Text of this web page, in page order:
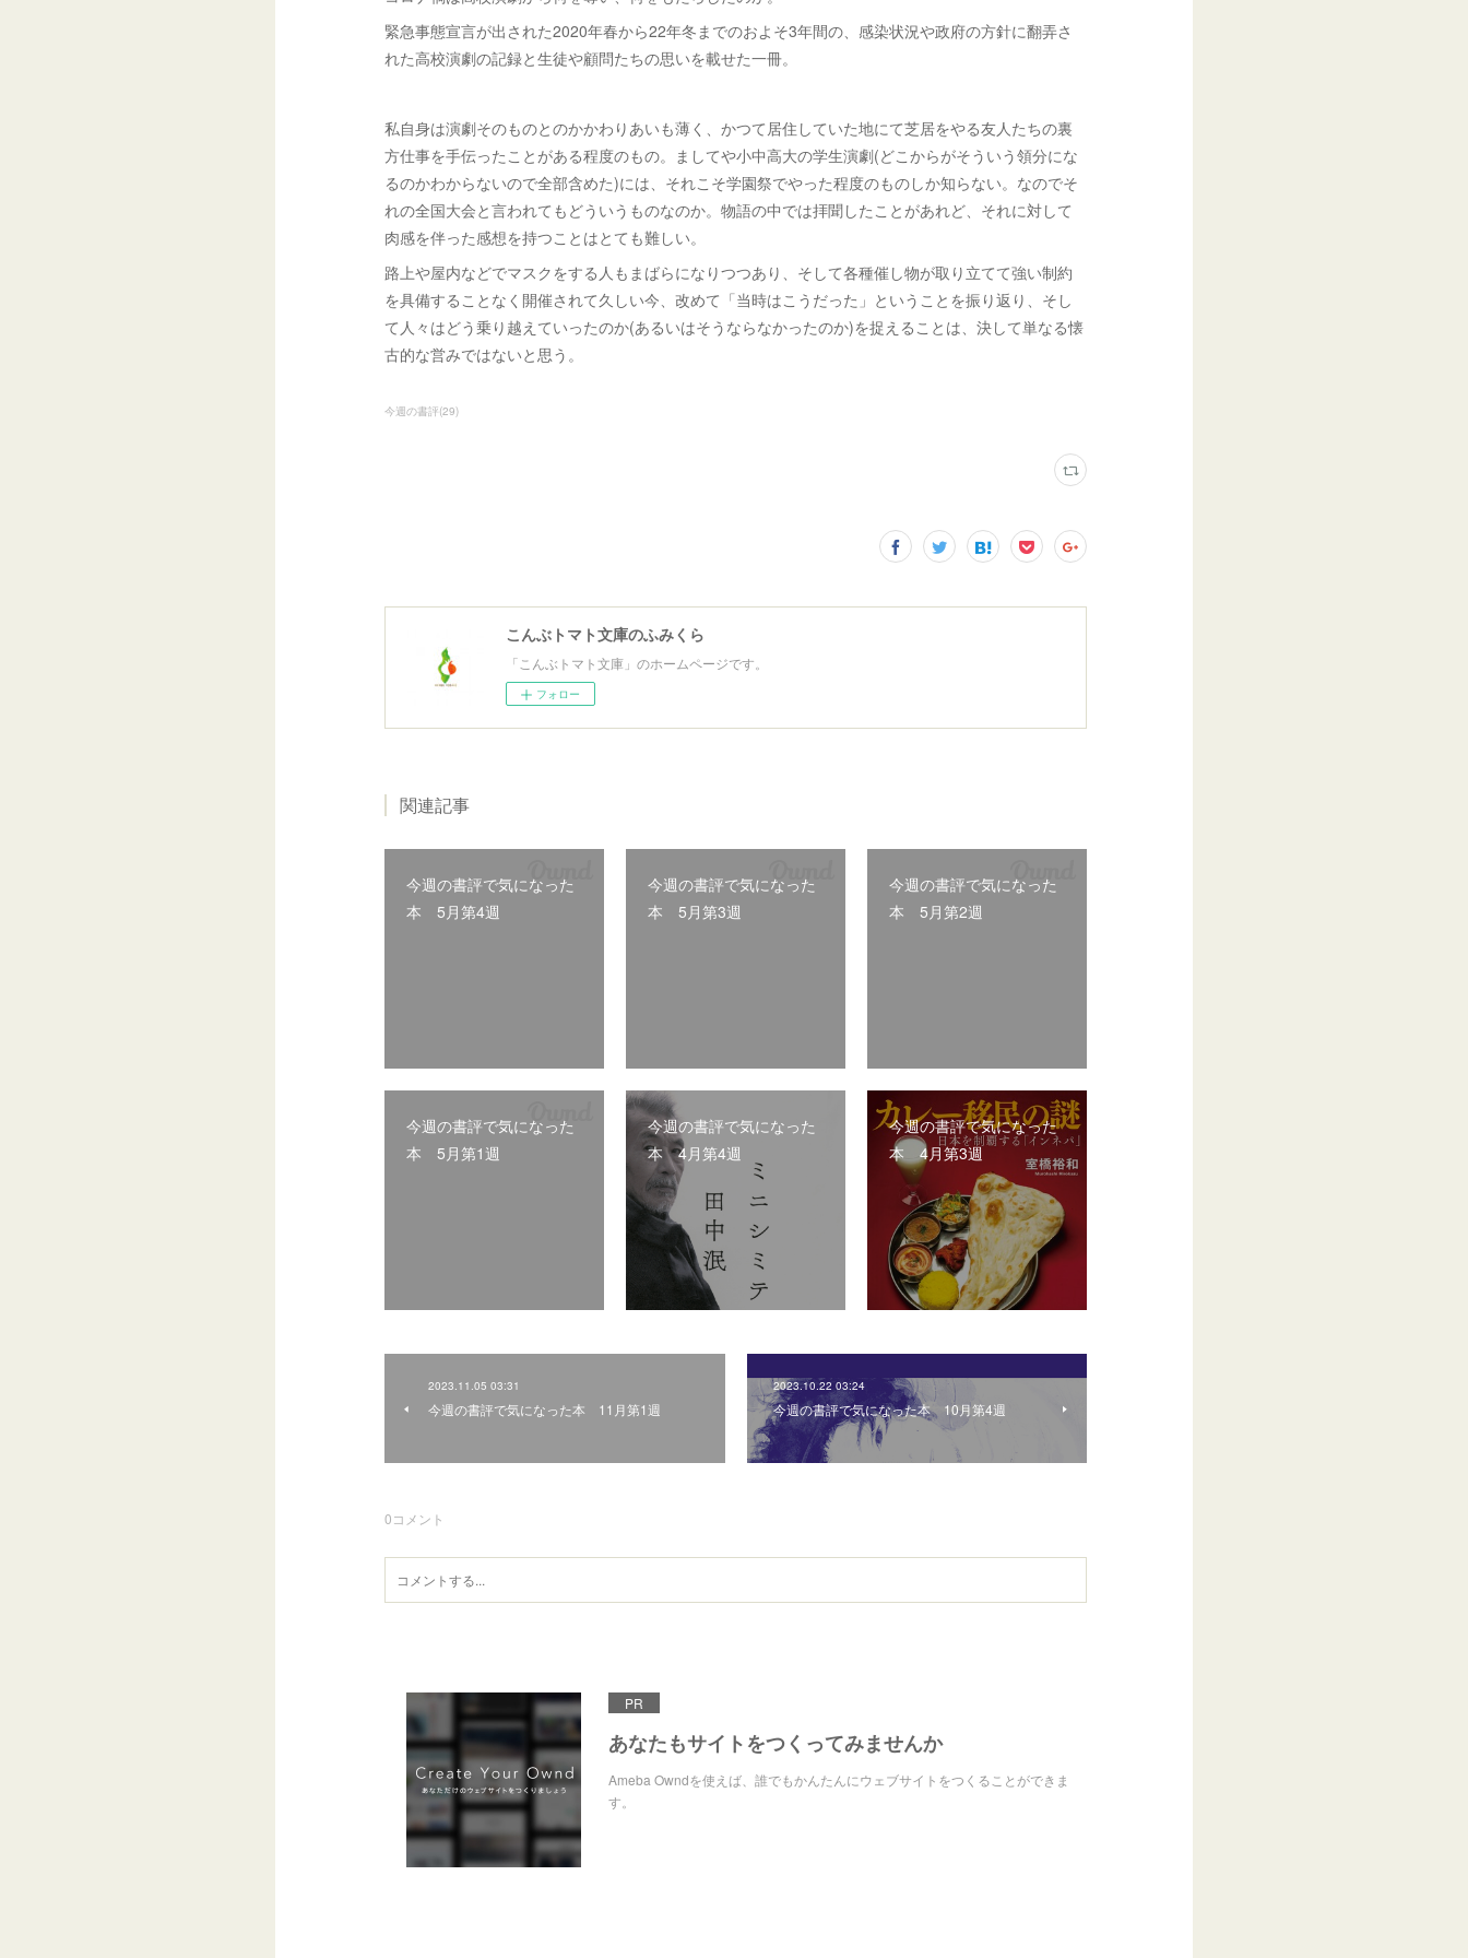
緊急事態宣言が出された2020年春から22年冬までのおよそ3年間の、感染状況や政府の方針に翻弄さ
れた高校演劇の記録と生徒や顧問たちの思いを載せた一冊。
私自身は演劇そのものとのかかわりあいも薄く、かつて居住していた地にて芝居をやる友人たちの裏
方仕事を手伝ったことがある程度のもの。ましてや小中高大の学生演劇(どこからがそういう領分にな
るのかわからないので全部含めた)には、それこそ学園祭でやった程度のものしか知らない。なのでそ
れの全国大会と言われてもどういうものなのか。物語の中では拝聞したことがあれど、それに対して
肉感を伴った感想を持つことはとても難しい。
路上や屋内などでマスクをする人もまばらになりつつあり、そして各種催し物が取り立てて強い制約
を具備することなく開催されて久しい今、改めて「当時はこうだった」ということを振り返り、そし
て人々はどう乗り越えていったのか(あるいはそうならなかったのか)を捉えることは、決して単なる懐
古的な営みではないと思う。
今週の書評(29)
こんぶトマト文庫のふみくら
「こんぶトマト文庫」のホームページです。
フォロー
関連記事
今週の書評で気になった
本 5月第4週
今週の書評で気になった
本 5月第3週
今週の書評で気になった
本 5月第2週
今週の書評で気になった
本 5月第1週
今週の書評で気になった
本 4月第4週
今週の書評で気になった
本 4月第3週
2023.11.05 03:31
今週の書評で気になった本 11月第1週
2023.10.22 03:24
今週の書評で気になった本 10月第4週
0コメント
PR
あなたもサイトをつくってみませんか
Ameba Owndを使えば、誰でもかんたんにウェブサイトをつくることができま
す。